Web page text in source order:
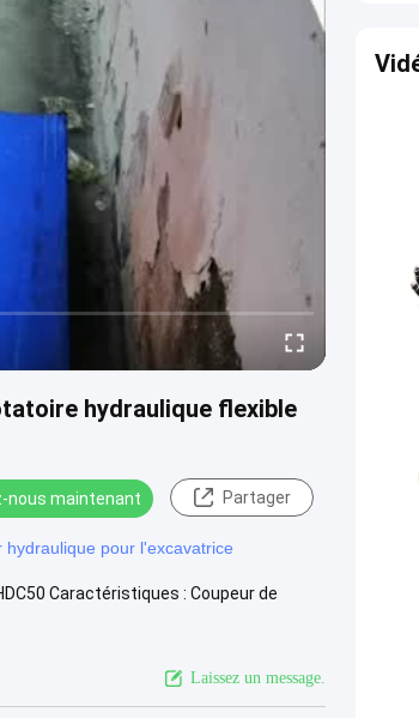
hydraulique flexible
nous maintenant Partager
hydraulique pour l'excavatrice
Caractéristiques : Coupeur de
Laissez un message.